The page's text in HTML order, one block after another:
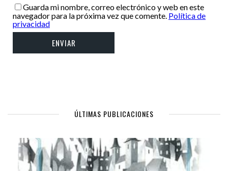
Guarda mi nombre, correo electrónico y web en este
navegador para la próxima vez que comente. Política de
privacidad
ÚLTIMAS PUBLICACIONES